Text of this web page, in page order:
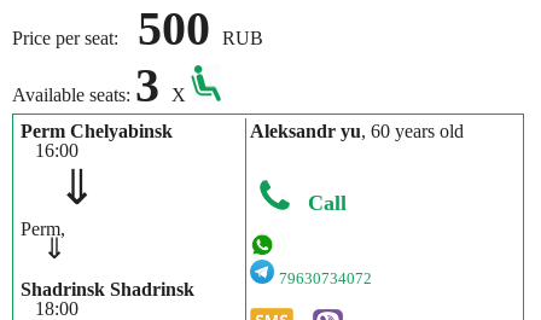
Price per seat: 500 RUB
Available seats: 3
X
Perm Chelyabinsk
16:00
⇓
Perm,
⇓
Shadrinsk Shadrinsk
18:00
Aleksandr yu, 60 years old
Call
79630734072